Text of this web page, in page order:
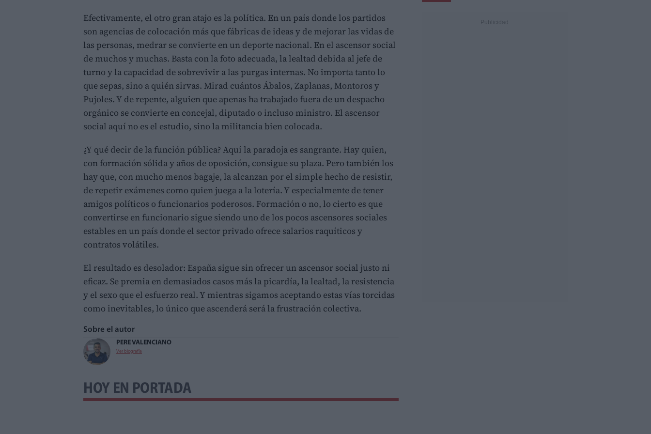
Efectivamente, el otro gran atajo es la política. En un país donde los partidos
son agencias de colocación más que fábricas de ideas y de mejorar las vidas de
las personas, medrar se convierte en un deporte nacional. En el ascensor social
de muchos y muchas. Basta con la foto adecuada, la lealtad debida al jefe de
turno y la capacidad de sobrevivir a las purgas internas. No importa tanto lo
que sepas, sino a quién sirvas. Mirad cuántos Ábalos, Zaplanas, Montoros y
Pujoles. Y de repente, alguien que apenas ha trabajado fuera de un despacho
orgánico se convierte en concejal, diputado o incluso ministro. El ascensor
social aquí no es el estudio, sino la militancia bien colocada.
¿Y qué decir de la función pública? Aquí la paradoja es sangrante. Hay quien,
con formación sólida y años de oposición, consigue su plaza. Pero también los
hay que, con mucho menos bagaje, la alcanzan por el simple hecho de resistir,
de repetir exámenes como quien juega a la lotería. Y especialmente de tener
amigos políticos o funcionarios poderosos. Formación o no, lo cierto es que
convertirse en funcionario sigue siendo uno de los pocos ascensores sociales
estables en un país donde el sector privado ofrece salarios raquíticos y
contratos volátiles.
El resultado es desolador: España sigue sin ofrecer un ascensor social justo ni
eficaz. Se premia en demasiados casos más la picardía, la lealtad, la resistencia
y el sexo que el esfuerzo real. Y mientras sigamos aceptando estas vías torcidas
como inevitables, lo único que ascenderá será la frustración colectiva.
Sobre el autor
PERE VALENCIANO
Ver biografía
HOY EN PORTADA